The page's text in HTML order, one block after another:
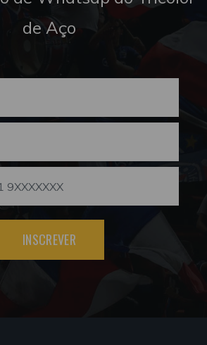
de Aço
INSCREVER